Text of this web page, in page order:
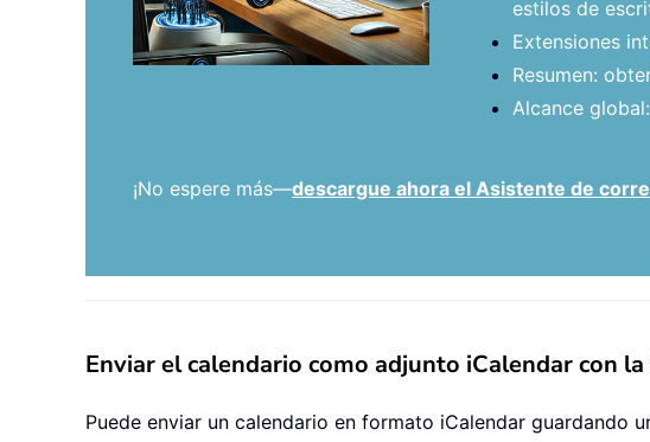
estilos de
Extensiones
Resumen:
Alcance
¡No espere más—descargue ahora el Asistente de
Enviar el calendario como adjunto iCalendar con
Puede enviar un calendario en formato iCalendar